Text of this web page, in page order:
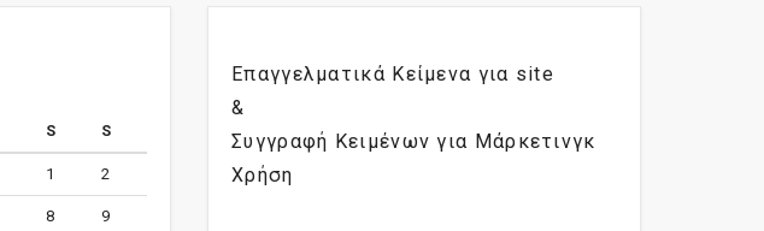
S S
1 2
8 9
Επαγγελματικά Κείμενα για site
&
Συγγραφή Κειμένων για Μάρκετινγκ
Χρήση